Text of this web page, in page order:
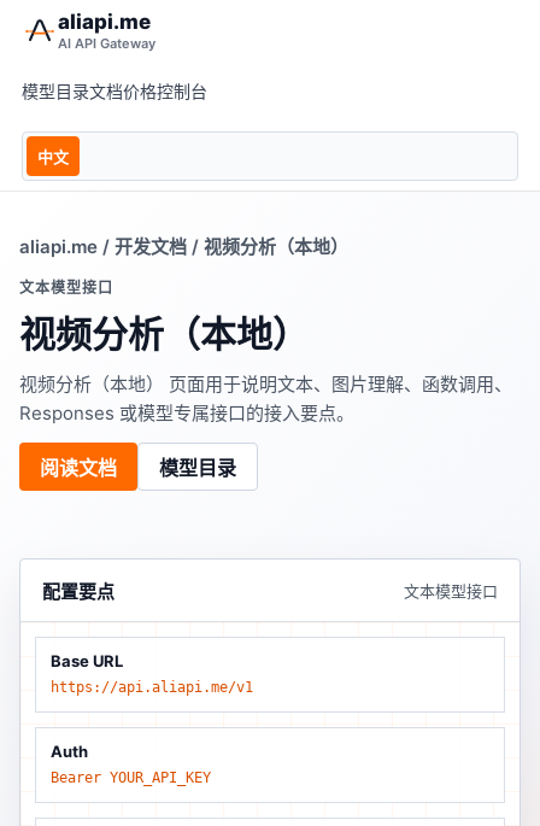
aliapi.me
AI API Gateway
模型目录文档价格控制台
中文
aliapi.me / 开发文档 / 视频分析（本地）
文本模型接口
视频分析（本地）
视频分析（本地） 页面用于说明文本、图片理解、函数调用、
Responses 或模型专属接口的接入要点。
阅读文档 模型目录
配置要点 文本模型接口
Base URL
https://api.aliapi.me/v1
Auth
Bearer YOUR_API_KEY